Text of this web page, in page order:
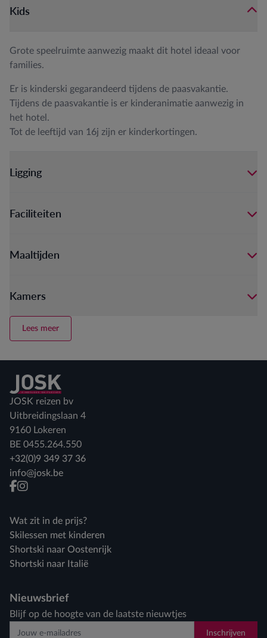
Kids
Grote speelruimte aanwezig maakt dit hotel ideaal voor
families.
Er is kinderski gegarandeerd tijdens de paasvakantie.
Tijdens de paasvakantie is er kinderanimatie aanwezig in
het hotel.
Tot de leeftijd van 16j zijn er kinderkortingen.
Ligging
Faciliteiten
Maaltijden
Kamers
Lees meer
Terug naar home
JOSK reizen bv
Uitbreidingslaan 4
9160 Lokeren
BE 0455.264.550
+32(0)9 349 37 36
info@josk.be
facebook
instagram
Wat zit in de prijs?
Skilessen met kinderen
Shortski naar Oostenrijk
Shortski naar Italië
Nieuwsbrief
Blijf op de hoogte van de laatste nieuwtjes
Inschrijven